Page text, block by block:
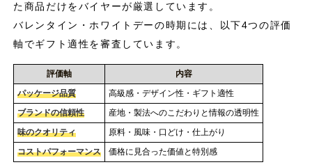
た商品だけをバイヤーが厳選しています。
バレンタイン・ホワイトデーの時期には、以下4つの評価
軸でギフト適性を審査しています。
評価軸
内容
パッケージ品質
高級感・デザイン性・ギフト適性
ブランドの信頼性
産地・製法へのこだわりと情報の透明性
味のクオリティ
原料・風味・口どけ・仕上がり
コストパフォーマンス
価格に見合った価値と特別感